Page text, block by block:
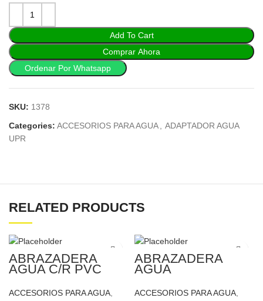
Add To Cart
Comprar Ahora
Ordenar Por Whatsapp
SKU: 1378
Categories: ACCESORIOS PARA AGUA
ADAPTADOR AGUA
UPR
RELATED PRODUCTS
ABRAZADERA
AGUA C/R PVC
CONCYSSA
ACCESORIOS PARA AGUA
ABRAZADERA
AGUA
PVC 4″ A 3/4
ACCESORIOS PARA AGUA